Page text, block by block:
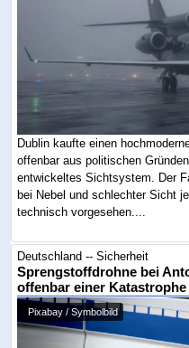
Dublin kaufte einen
offenbar aus politischen
entwickeltes Sichtsystem. Der
bei Nebel und schlechter Sicht
technisch vorgesehen....
Deutschland -- Sicherheit
Sprengstoffdrohne bei
offenbar einer Katastrophe
Pixabay / Symbolbild